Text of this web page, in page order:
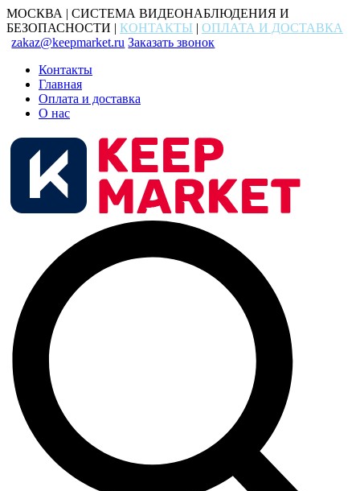
МОСКВА | СИСТЕМА ВИДЕОНАБЛЮДЕНИЯ И
БЕЗОПАСНОСТИ | КОНТАКТЫ | ОПЛАТА И ДОСТАВКА
zakaz@keepmarket.ru Заказать звонок
Контакты
Главная
Оплата и доставка
О нас